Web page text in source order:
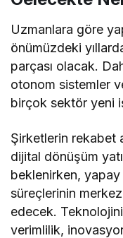
Uzmanlara göre
önümüzdeki
parçası olacak.
otonom sistemler
birçok sektör yeni
Şirketlerin rekabet
dijital dönüşüm
beklenirken,
süreçlerinin
edecek.
verimlilik,